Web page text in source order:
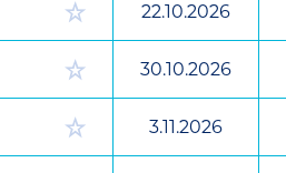
22.10.2026
30.10.2026
3.11.2026